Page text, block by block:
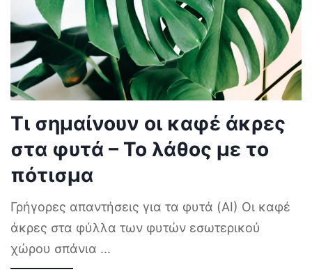
Τι σημαίνουν οι καφέ άκρες
στα φυτά – Το λάθος με το
πότισμα
Γρήγορες απαντήσεις για τα φυτά (AI) Οι καφέ
άκρες στα φύλλα των φυτών εσωτερικού
χώρου σπάνια ...